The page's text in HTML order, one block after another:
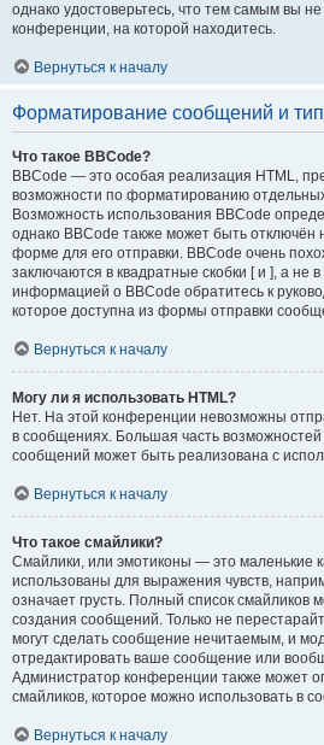
однако удостоверьтесь, что тем самым вы
конференции, на которой находитесь.
Вернуться к началу
Форматирование сообщений и
Что такое BBCode?
BBCode — это особая реализация HTML,
возможности по форматированию
Возможность использования BBCode
однако BBCode также может быть отключён
форме для его отправки. BBCode очень
заключаются в квадратные скобки [ и ], а не
информацией о BBCode обратитесь к
которое доступна из формы отправки
Вернуться к началу
Могу ли я использовать HTML?
Нет. На этой конференции невозможны
в сообщениях. Большая часть
сообщений может быть реализована с
Вернуться к началу
Что такое смайлики?
Смайлики, или эмотиконы — это маленькие
использованы для выражения чувств,
означает грусть. Полный список смайликов
создания сообщений. Только не
могут сделать сообщение нечитаемым, и
отредактировать ваше сообщение или
Администратор конференции также может
смайликов, которое можно использовать в
Вернуться к началу